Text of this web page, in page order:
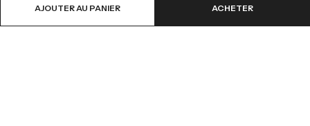
AJOUTER AU PANIER ACHETER